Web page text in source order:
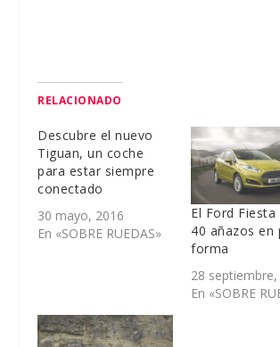
RELACIONADO
Descubre el nuevo
Tiguan, un coche
para estar siempre
conectado
30 mayo, 2016
En «SOBRE RUEDAS»
El Ford Fiesta
40 añazos en
forma
28 septiembre,
En «SOBRE